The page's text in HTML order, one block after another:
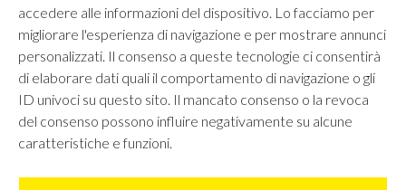
accedere alle informazioni del dispositivo. Lo facciamo per
migliorare l'esperienza di navigazione e per mostrare annunci
personalizzati. Il consenso a queste tecnologie ci consentirà
di elaborare dati quali il comportamento di navigazione o gli
ID univoci su questo sito. Il mancato consenso o la revoca
del consenso possono influire negativamente su alcune
caratteristiche e funzioni.
RESI E RIMBORSI
REGOLAMENTO LOYALTY
CONTATTACI